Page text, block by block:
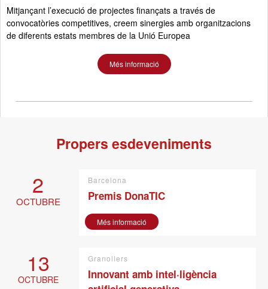
Mitjançant l’execució de projectes finançats a través de
convocatòries competitives, creem sinergies amb organitzacions
de diferents estats membres de la Unió Europea
Més informació
Propers esdeveniments
2
OCTUBRE
Barcelona
Premis DonaTIC
Més informació
13
OCTUBRE
Granollers
Innovant amb intel·ligència